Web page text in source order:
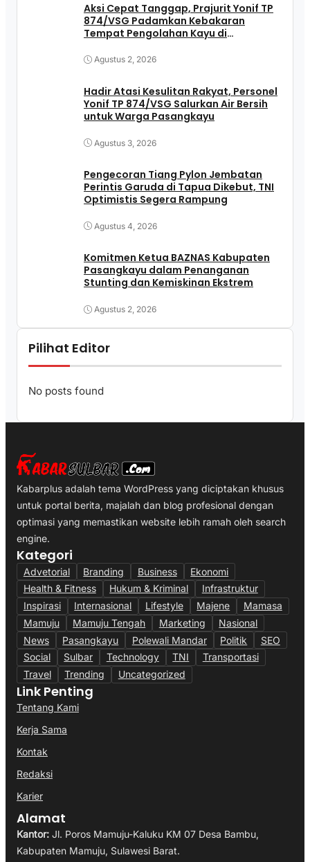
Aksi Cepat Tanggap, Prajurit Yonif TP
874/VSG Padamkan Kebakaran
Tempat Pengolahan Kayu di
Agustus 2, 2026
Hadir Atasi Kesulitan Rakyat, Personel
Yonif TP 874/VSG Salurkan Air Bersih
untuk Warga Pasangkayu
Agustus 3, 2026
Pengecoran Tiang Pylon Jembatan
Perintis Garuda di Tapua Dikebut, TNI
Optimistis Segera Rampung
Agustus 4, 2026
Komitmen Ketua BAZNAS Kabupaten
Pasangkayu dalam Penanganan
Stunting dan Kemiskinan Ekstrem
Agustus 2, 2026
Pilihat Editor
No posts found
Kabarplus adalah tema WordPress yang diciptakan khusus
untuk portal berita, majalah dan blog profesional dengan
optimasi yang memastikan website lebih ramah oleh search
engine.
Kategori
Advetorial Branding Business
Ekonomi
Health & Fitness
Hukum & Kriminal
Infrastruktur
Inspirasi
Internasional Lifestyle Majene
Mamasa
Mamuju
Mamuju Tengah Marketing
Nasional
News
Pasangkayu Polewali Mandar Politik
SEO
Social
Sulbar Technology TNI
Transportasi
Travel
Trending Uncategorized
Link Penting
Tentang Kami
Kerja Sama
Kontak
Redaksi
Karier
Alamat
Kantor: Jl. Poros Mamuju-Kaluku KM 07 Desa Bambu,
Kabupaten Mamuju, Sulawesi Barat.